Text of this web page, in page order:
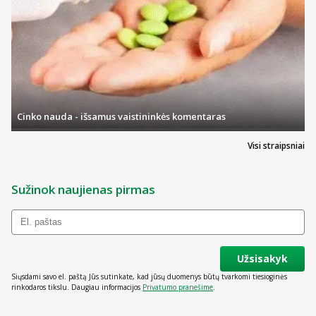
Visi straipsniai
Cinko nauda - išsamus vaistininkės komentaras
Sužinok naujienas pirmas
Užsisakyk
Siųsdami savo el. paštą Jūs sutinkate, kad jūsų duomenys būtų tvarkomi tiesioginės
rinkodaros tikslu. Daugiau informacijos Privatumo pranešime.